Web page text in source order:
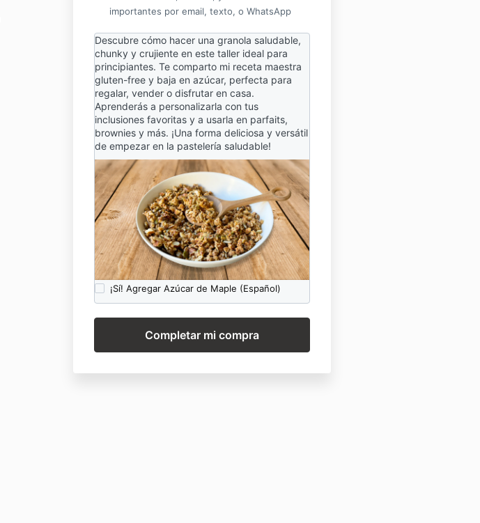
importantes por email, texto, o WhatsApp
Descubre cómo hacer una granola saludable,
chunky y crujiente en este taller ideal para
principiantes. Te comparto mi receta maestra
gluten-free y baja en azúcar, perfecta para
regalar, vender o disfrutar en casa.
Aprenderás a personalizarla con tus
inclusiones favoritas y a usarla en parfaits,
brownies y más. ¡Una forma deliciosa y versátil
de empezar en la pastelería saludable!
¡Sí! Agregar Azúcar de Maple (Español)